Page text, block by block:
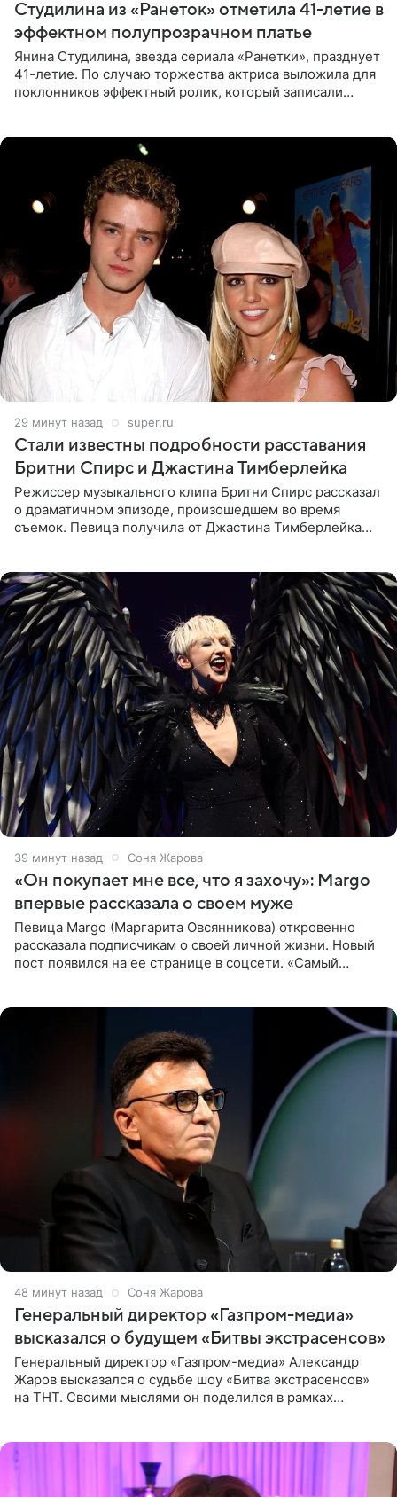
Студилина из «Ранеток» отметила 41-летие в
эффектном полупрозрачном платье
Янина Студилина, звезда сериала «Ранетки», празднует
41-летие. По случаю торжества актриса выложила для
поклонников эффектный ролик, который записали
29 минут назад super.ru
Стали известны подробности расставания
Бритни Спирс и Джастина Тимберлейка
Режиссер музыкального клипа Бритни Спирс рассказал
о драматичном эпизоде, произошедшем во время
съемок. Певица получила от Джастина Тимберлейка
39 минут назад Соня Жарова
«Он покупает мне все, что я захочу»: Margo
впервые рассказала о своем муже
Певица Margo (Маргарита Овсянникова) откровенно
рассказала подписчикам о своей личной жизни. Новый
пост появился на ее странице в соцсети. «Самый
48 минут назад Соня Жарова
Генеральный директор «Газпром-медиа»
высказался о будущем «Битвы экстрасенсов»
Генеральный директор «Газпром-медиа» Александр
Жаров высказался о судьбе шоу «Битва экстрасенсов»
на ТНТ. Своими мыслями он поделился в рамках